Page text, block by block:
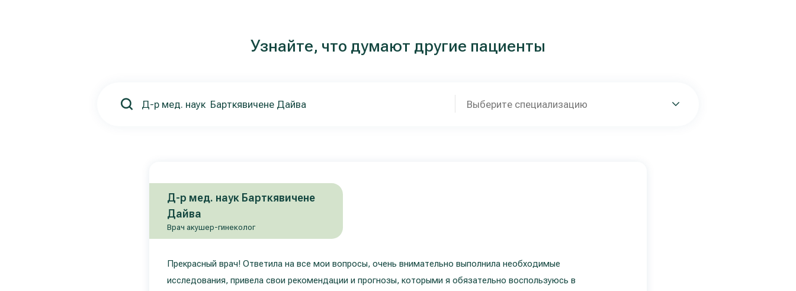
Узнайте, что думают другие пациенты
Выберите специализацию
Д-р мед. наук Барткявичене
Дайва
Врач акушер-гинеколог
Прекрасный врач! Ответила на все мои вопросы, очень внимательно выполнила необходимые
исследования, привела свои рекомендации и прогнозы, которыми я обязательно воспользуюсь в